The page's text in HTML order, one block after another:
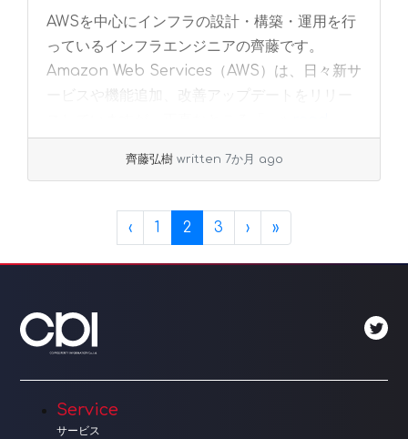
AWSを中心にインフラの設計・構築・運用を行
っているインフラエンジニアの齊藤です。
Amazon Web Services（AWS）は、日々新サ
ービスや機能追加、改善アップデートをリリー
齊藤弘樹 written 7か月 ago
Page navigation
‹ Page
1 Current Page
2 Page
3 › »
Service
サービス